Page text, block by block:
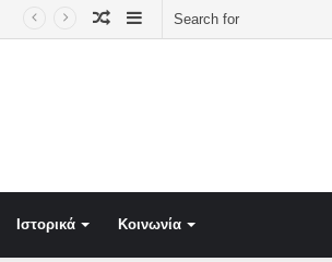
Sidebar
Random
Ιστορικά Κοινωνία